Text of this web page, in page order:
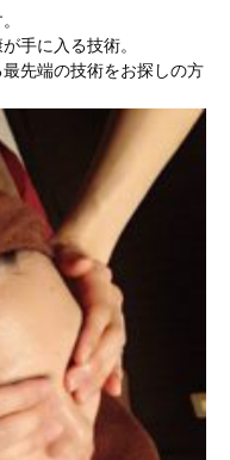
手に入る技術。
先端の技術をお探しの方